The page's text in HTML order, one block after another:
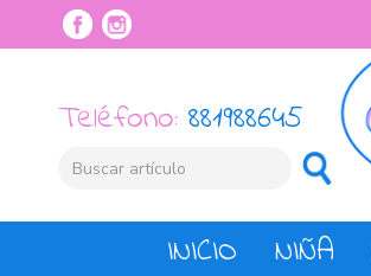
Teléfono: 881988645
INICIO NIÑA